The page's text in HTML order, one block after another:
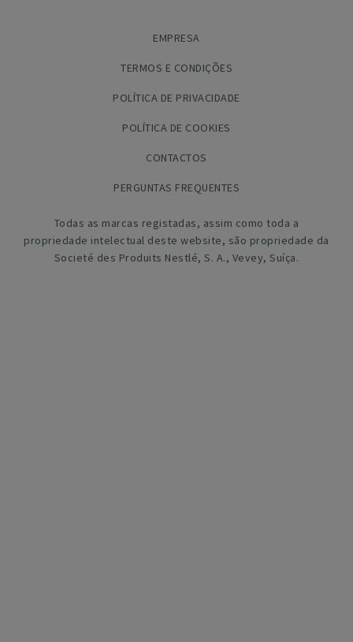
EMPRESA
TERMOS E CONDIÇÕES
POLÍTICA DE PRIVACIDADE
POLÍTICA DE COOKIES
CONTACTOS
PERGUNTAS FREQUENTES
Todas as marcas registadas, assim como toda a
propriedade intelectual deste website, são propriedade da
Societé des Produits Nestlé, S. A., Vevey, Suíça.